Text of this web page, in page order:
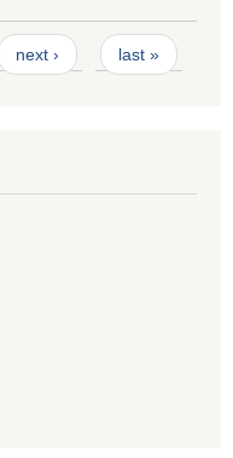
next › last »